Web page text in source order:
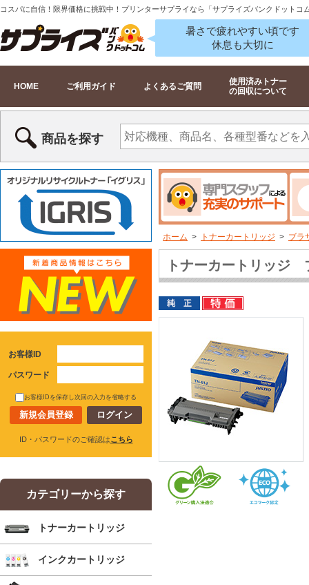
コスパに自信！限界価格に挑戦中！プリンターサプライなら「サプライズバンクドットコ
暑さで疲れやすい頃です
休息も大切に
HOME ご利用ガイド よくあるご質問
使用済みトナー
の回収について
商品を探す
ホーム > トナーカートリッジ > ブラ
トナーカートリッジ
お客様ID
パスワード
お客様IDを保存し次回の入力を省略する
新規会員登録
ID・パスワードのご確認はこちら
カテゴリーから探す
トナーカートリッジ
インクカートリッジ